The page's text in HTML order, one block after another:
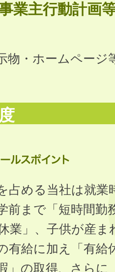
業主行動計画
物・ホームペー
占める当社は就
前まで「短時間勤
業」、子供が産
有給に加え「有給
」の取得、さらに